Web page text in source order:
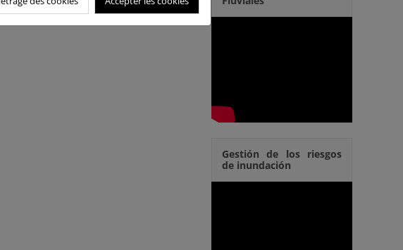
Gestión de los riesgos
de inundación